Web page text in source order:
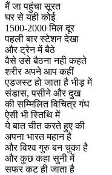
मैं जा पहुंचा सूरत
घर से यही कोई
1500-2000 मिल दूर
पहली बार स्टेशन देखा
और ट्रेन में बैठे
वैसे उसे बैठना नही कहते
शरीर अपने आप कहीं
एडजस्ट हो जाता है भीड़ में
संडास, पसीने और दुख
की सम्मिलित विचित्र गंध
ऐसी भी स्तिथि में
ये बात चीत करते हुए की
अपना भारत महान है
और विश्व गुरु बन चुका है
और कुछ कहा सुनी में
सफर कट ही जाता है